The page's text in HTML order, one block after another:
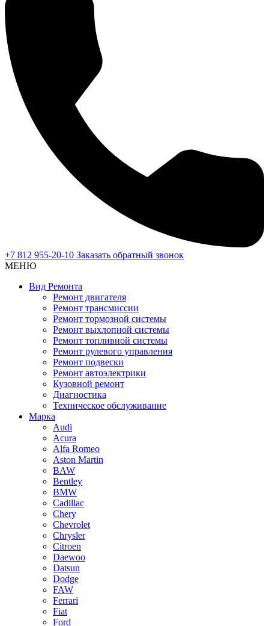
+7 812 955-20-10 Заказать обратный звонок
МЕНЮ
Вид Ремонта
Ремонт двигателя
Ремонт трансмиссии
Ремонт тормозной системы
Ремонт выхлопной системы
Ремонт топливной системы
Ремонт рулевого управления
Ремонт подвески
Ремонт автоэлектрики
Кузовной ремонт
Диагностика
Техническое обслуживание
Марка
Audi
Acura
Alfa Romeo
Aston Martin
BAW
Bentley
BMW
Cadillac
Chery
Chevrolet
Chrysler
Citroen
Daewoo
Datsun
Dodge
FAW
Ferrari
Fiat
Ford